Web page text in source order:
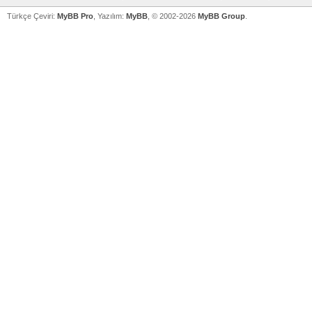
Türkçe Çeviri: MyBB Pro , Yazılım: MyBB , © 2002-2026 MyBB Group